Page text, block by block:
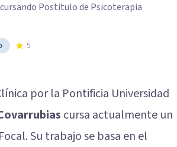
Postitulo de Psicoterapia
5
por la Pontificia Universidad
cursa actualmente un
Su trabajo se basa en el